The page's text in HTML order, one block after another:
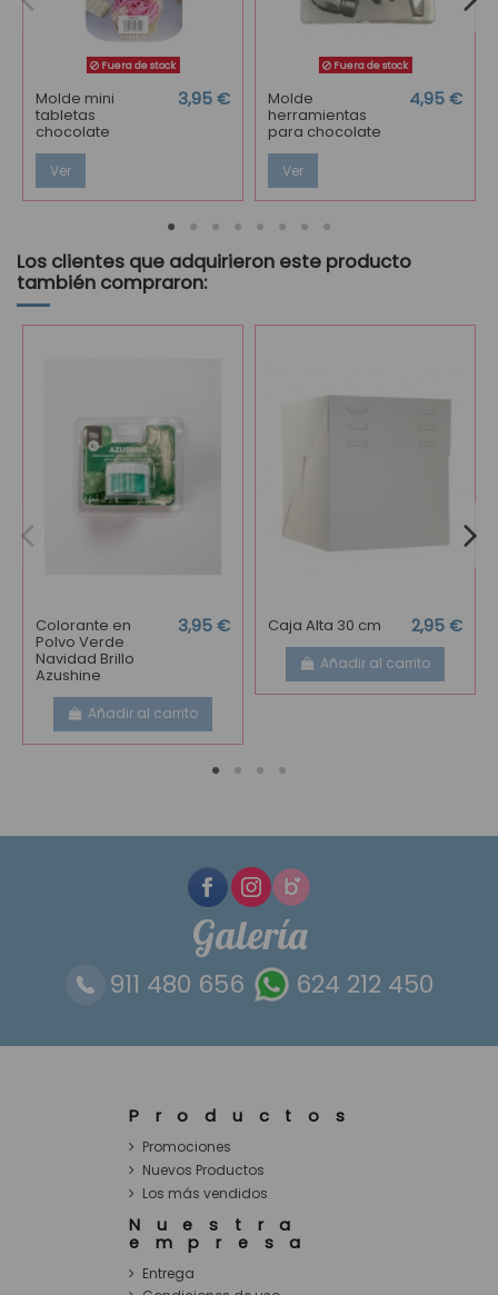
Fuera de stock
Molde mini
tabletas
chocolate
3,95 €
Ver
Fuera de stock
Molde
herramientas
para chocolate
4,95 €
Ver
Los clientes que adquirieron este producto
también compraron:
Colorante en
Polvo Verde
Navidad Brillo
Azushine
3,95 €
Añadir al carrito
Caja Alta 30 cm 2,95 €
Añadir al carrito
Galería
911 480 656 624 212 450
Productos
Promociones
Nuevos Productos
Los más vendidos
Nuestra
empresa
Entrega